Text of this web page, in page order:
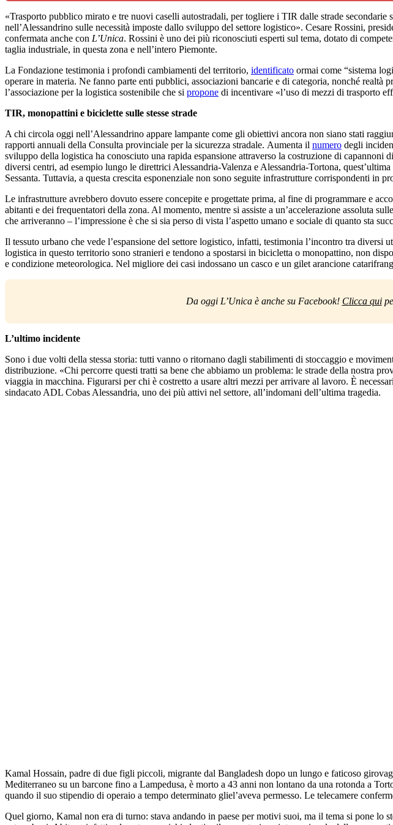
«Trasporto pubblico mirato e tre nuovi caselli autostradali, per togliere i TIR dalle strade
nell’Alessandrino sulle necessità imposte dallo sviluppo del settore logistico». Cesare Rossini,
confermata anche con L’Unica. Rossini è uno dei più riconosciuti esperti sul tema, dotato di
taglia industriale, in questa zona e nell’intero Piemonte.
La Fondazione testimonia i profondi cambiamenti del territorio, identificato ormai come “sistema
operare in materia. Ne fanno parte enti pubblici, associazioni bancarie e di categoria, nonché
l’associazione per la logistica sostenibile che si propone di incentivare «l’uso di mezzi di trasporto
TIR, monopattini e biciclette sulle stesse strade
A chi circola oggi nell’Alessandrino appare lampante come gli obiettivi ancora non siano stati
rapporti annuali della Consulta provinciale per la sicurezza stradale. Aumenta il numero degli
sviluppo della logistica ha conosciuto una rapida espansione attraverso la costruzione di
diversi centri, ad esempio lungo le direttrici Alessandria-Valenza e Alessandria-Tortona,
Sessanta. Tuttavia, a questa crescita esponenziale non sono seguite infrastrutture corrispondenti in
Le infrastrutture avrebbero dovuto essere concepite e progettate prima, al fine di programmare e
abitanti e dei frequentatori della zona. Al momento, mentre si assiste a un’accelerazione assoluta
che arriveranno – l’impressione è che si sia perso di vista l’aspetto umano e sociale di quanto sta
Il tessuto urbano che vede l’espansione del settore logistico, infatti, testimonia l’incontro tra
logistica in questo territorio sono stranieri e tendono a spostarsi in bicicletta o monopattino, non
e condizione meteorologica. Nel migliore dei casi indossano un casco e un gilet arancione
Da oggi L’Unica è anche su Facebook! Clicca qui
L’ultimo incidente
Sono i due volti della stessa storia: tutti vanno o ritornano dagli stabilimenti di stoccaggio e
distribuzione. «Chi percorre questi tratti sa bene che abbiamo un problema: le strade della nostra
viaggia in macchina. Figurarsi per chi è costretto a usare altri mezzi per arrivare al lavoro. È
sindacato ADL Cobas Alessandria, uno dei più attivi nel settore, all’indomani dell’ultima tragedia.
Kamal Hossain, padre di due figli piccoli, migrante dal Bangladesh dopo un lungo e faticoso
Mediterraneo su un barcone fino a Lampedusa, è morto a 43 anni non lontano da una rotonda a
quando il suo stipendio di operaio a tempo determinato gliel’aveva permesso. Le telecamere
Quel giorno, Kamal non era di turno: stava andando in paese per motivi suoi, ma il tema si pone